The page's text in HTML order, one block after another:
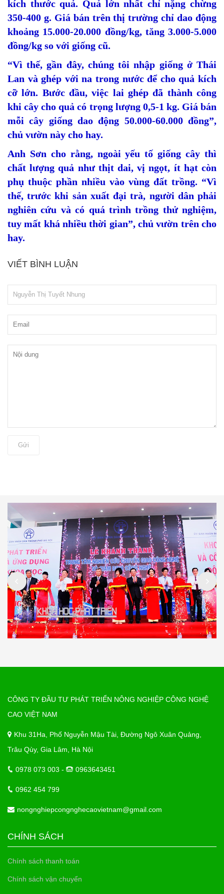
kích thước quả. Quả lớn nhất chỉ nặng chừng
350-400 g. Giá bán trên thị trường chỉ dao động
khoảng 15.000-20.000 đồng/kg, tăng 3.000-5.000
đồng/kg so với giống cũ.
“Vì thế, gần đây, chúng tôi nhập giống ở Thái
Lan và ghép với na trong nước để cho quả kích
cỡ lớn. Bước đầu, việc lai ghép đã thành công
khi cây cho quả có trọng lượng 0,5-1 kg. Giá bán
mỗi cây giống dao động 50.000-60.000 đồng”,
chủ vườn này cho hay.
Anh Sơn cho rằng, ngoài yếu tố giống cây thì
chất lượng quả như thịt dai, vị ngọt, ít hạt còn
phụ thuộc phần nhiều vào vùng đất trồng. “Vì
thế, trước khi sản xuất đại trà, người dân phải
nghiên cứu và có quá trình trồng thử nghiệm,
tuy mất khá nhiều thời gian”, chủ vườn trên cho
hay.
VIẾT BÌNH LUẬN
Gửi
CÔNG TY ĐẦU TƯ PHÁT TRIỂN NÔNG NGHIỆP CÔNG NGHỆ
CAO VIỆT NAM
Khu 31Ha, Phố Nguyễn Mậu Tài, Đường Ngô Xuân Quảng,
Trâu Qùy, Gia Lâm, Hà Nội
0978 073 003 - 0963643451
0962 454 799
nongnghiepcongnghecaovietnam@gmail.com
CHÍNH SÁCH
Chính sách thanh toán
Chính sách vận chuyển